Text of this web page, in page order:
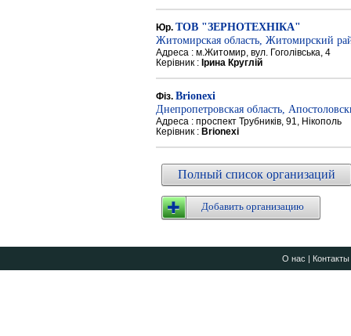
Юр. ТОВ "ЗЕРНОТЕХНІКА"
Житомирская область, Житомирский
Адреса : м.Житомир, вул. Гоголівська, 4
Керівник : Ірина Круглій
Фіз. Brionexi
Днепропетровская область,
Адреса : проспект Трубників, 91, Нікополь
Керівник : Brionexi
Полный список организаций
Добавить организацию
О нас | Контакты